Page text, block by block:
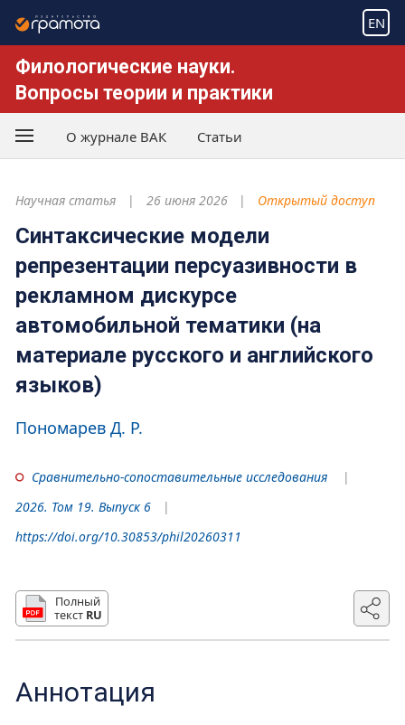
EN
Филологические науки.
Вопросы теории и практики
О журнале ВАК Статьи
Научная статья 26 июня 2026 Открытый доступ
Синтаксические модели
репрезентации персуазивности в
рекламном дискурсе
автомобильной тематики (на
материале русского и английского
языков)
Пономарев Д. Р.
Сравнительно-сопоставительные исследования
2026. Том 19. Выпуск 6
https://doi.org/10.30853/phil20260311
Полный
текст RU
Аннотация